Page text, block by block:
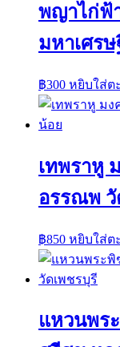
พญาไก่ฟ้
มหาเศร
฿300 หยิบใส่ต
เทพราหู
อรรณพ วั
฿850 หยิบใส่ต
แหวนพร